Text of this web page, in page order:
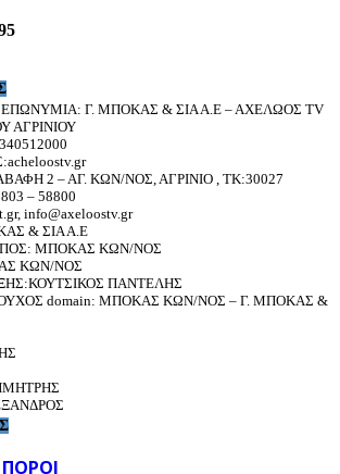
Γ. ΜΠΟΚΑΣ & ΣΙΑ Α.Ε – ΑΧΕΛΩΟΣ TV
ΑΓΡΙΝΙΟΥ
2 – ΑΓ. ΚΩΝ/ΝΟΣ, ΑΓΡΙΝΙΟ , ΤΚ:30027
– 58800
info@axeloostv.gr
& ΣΙΑ Α.Ε
ΜΠΟΚΑΣ ΚΩΝ/ΝΟΣ
ΚΩΝ/ΝΟΣ
ΠΑΝΤΕΛΗΣ
domain: ΜΠΟΚΑΣ ΚΩΝ/ΝΟΣ – Γ. ΜΠΟΚΑΣ &